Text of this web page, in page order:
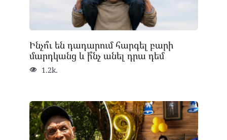
Ինչո՞ւ են դադարում հարգել բարի
մարդկանց և ի՞նչ անել դրա դեմ
1.2k.